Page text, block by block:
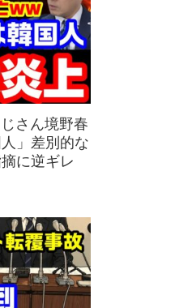
さん境野春
」差別的な
に逆ギレ